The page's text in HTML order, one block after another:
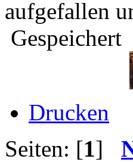
aufgefallen
Gespeichert
Drucken
Seiten: [1]